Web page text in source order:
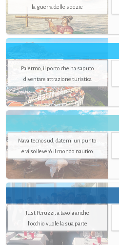
la guerra delle spezie
Palermo, il porto che ha saputo
diventare attrazione turistica
Navaltecnosud, datemi un punto
e vi solleverò il mondo nautico
Just Peruzzi, a tavola anche
l’occhio vuole la sua parte